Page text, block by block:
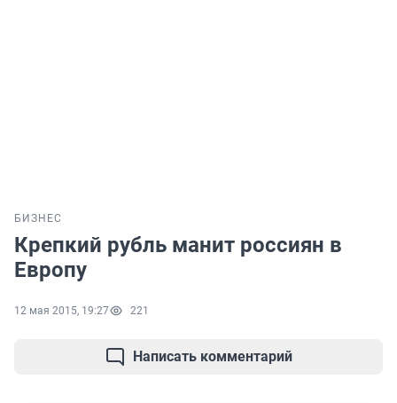
БИЗНЕС
Крепкий рубль манит россиян в
Европу
12 мая 2015, 19:27 221
Написать комментарий